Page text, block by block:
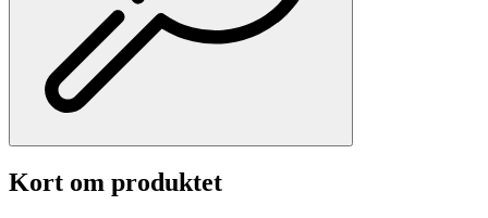
Kort om produktet